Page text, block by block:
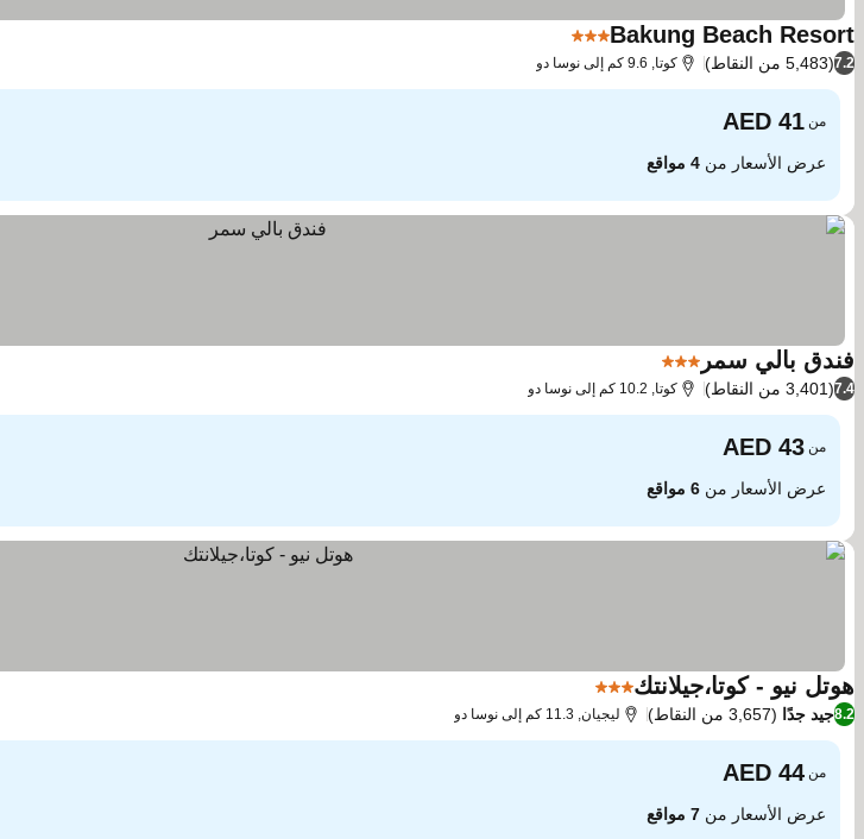
Bakung Beach Resort3 عدد النجوم
7.2(5,483 من النقاط) كوتا, 9.6 كم إلى نوسا دو
من
عرض الأسعار من 4 مواقع
فندق بالي سمر 3 عدد النجوم
7.4(3,401 من النقاط) كوتا, 10.2 كم إلى نوسا دو
من
عرض الأسعار من 6 مواقع
هوتل نيو - كوتا،جيلانتك3 عدد النجوم
8.2جيد جدًا (3,657 من النقاط) ليجيان, 11.3 كم إلى نوسا دو
من
عرض الأسعار من 7 مواقع